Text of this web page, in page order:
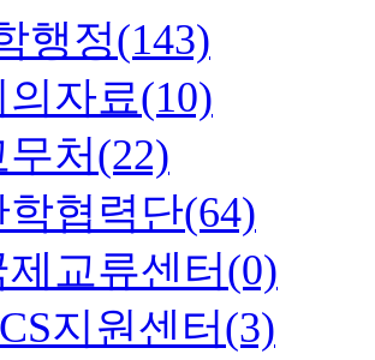
행정(143)
의자료(10)
처 (22)
학협력단(64)
제교류센터 (0)
지원센터 (3)